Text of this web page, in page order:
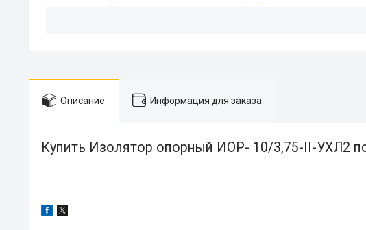
Описание Информация для заказа
Купить Изолятор опорный ИОР- 10/3,75-II-УХЛ2